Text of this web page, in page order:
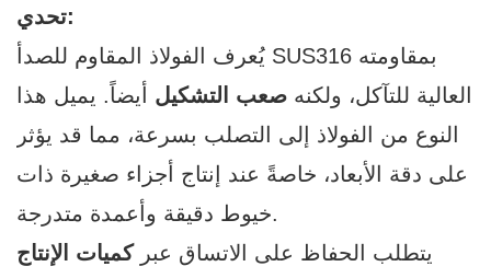
تحدي:
يُعرف الفولاذ المقاوم للصدأ SUS316 بمقاومته
العالية للتآكل، ولكنه صعب التشكيل أيضاً. يميل هذا
النوع من الفولاذ إلى التصلب بسرعة، مما قد يؤثر
على دقة الأبعاد، خاصةً عند إنتاج أجزاء صغيرة ذات
خيوط دقيقة وأعمدة متدرجة.
يتطلب الحفاظ على الاتساق عبركميات الإنتاج